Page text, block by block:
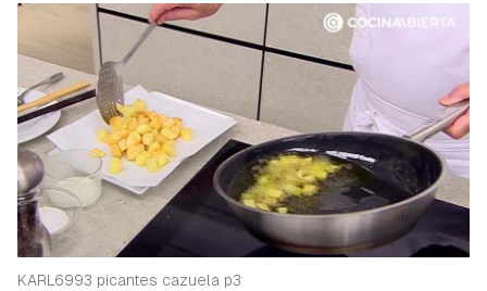
KARL6993 picantes cazuela p3